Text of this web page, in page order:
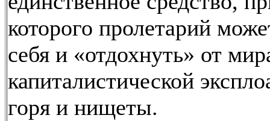
которого пролетарий
себя и «отдохнуть» от
капиталистической
горя и нищеты.